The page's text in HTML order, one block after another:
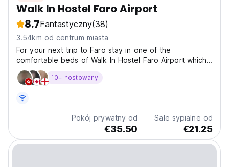
Walk In Hostel Faro Airport
8.7Fantastyczny(38)
3.54km od centrum miasta
For your next trip to Faro stay in one of the
comfortable beds of Walk In Hostel Faro Airport which
also has a pool, terrace, and much more! Hostel Faro is
a charming property with space for everybody! It has a
10+ hostowany
Pokój prywatny od
€35.50
Sale sypialne od
€21.25